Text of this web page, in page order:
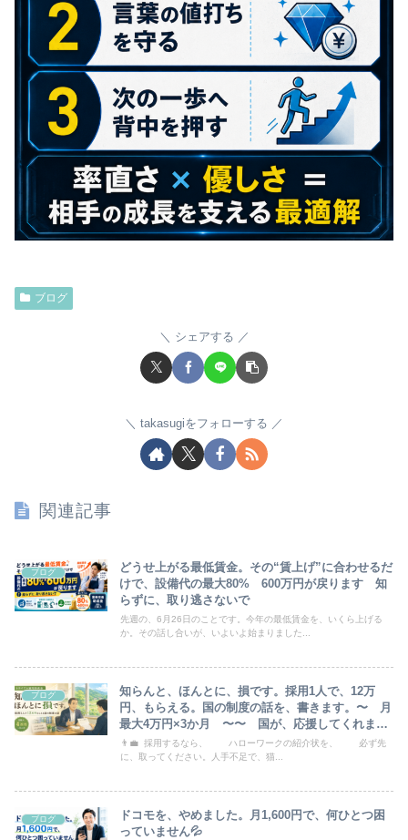
ブログ
シェアする
takasugiをフォローする
関連記事
ブログ
どうせ上がる最低賃金。その“賃上げ”に合わせるだ
けで、設備代の最大80% 600万円が戻ります 知
らずに、取り逃さないで
先週の、6月26日のことです。今年の最低賃金を、いくら上げる
か。その話し合いが、いよいよ始まりました...
ブログ
知らんと、ほんとに、損です。採用1人で、12万
円、もらえる。国の制度の話を、書きます。〜 月
最大4万円×3か月 〜〜 国が、応援してくれま
す 〜
👨‍💼 採用するなら、 ハローワークの紹介状を、 必ず先
に、取ってください。人手不足で、猫...
ブログ
ドコモを、やめました。月1,600円で、何ひとつ困
っていません💦